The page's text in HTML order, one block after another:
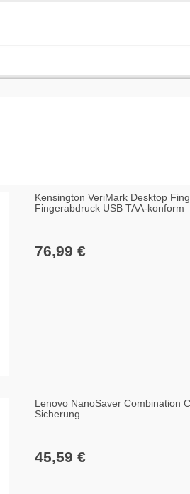
Kensington VeriMark Desktop
Fingerabdruck USB TAA-konform
76,99 €
Lenovo NanoSaver Combination
Sicherung
45,59 €